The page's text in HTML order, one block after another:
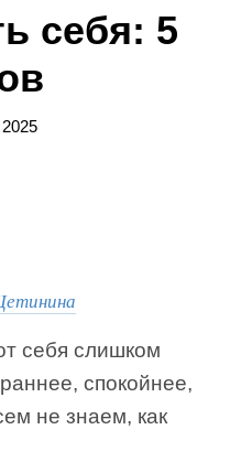
себя: 5
себя слишком
спокойнее,
не знаем, как